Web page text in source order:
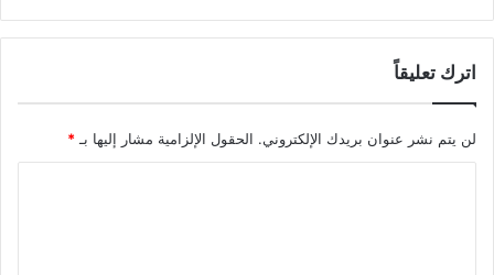
اترك تعليقاً
لن يتم نشر عنوان بريدك الإلكتروني. الحقول الإلزامية مشار إليها بـ *